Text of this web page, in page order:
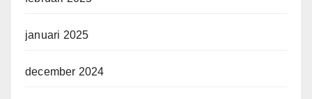
januari 2025
december 2024